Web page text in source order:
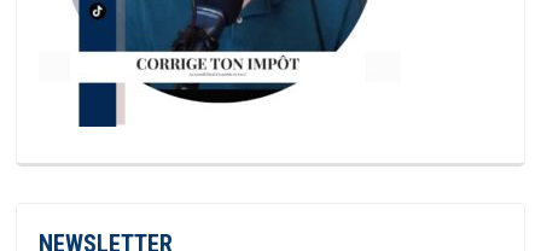
NEWSLETTER